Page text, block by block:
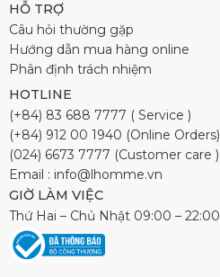
HỖ TRỢ
Câu hỏi thường gặp
Hướng dẫn mua hàng online
Phân định trách nhiệm
HOTLINE
(+84) 83 688 7777 ( Service )
(+84) 912 00 1940 (Online Orders)
(024) 6673 7777 (Customer care )
Email : info@lhomme.vn
GIỜ LÀM VIỆC
Thứ Hai – Chủ Nhật 09:00 – 22:00